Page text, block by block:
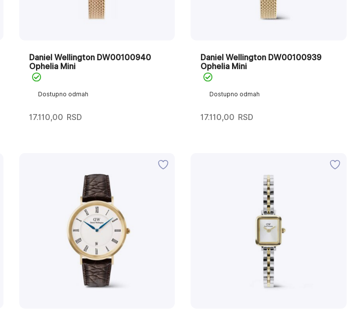
Dostupno odmah
Daniel Wellington DW00100940
Ophelia Mini
17.110,00 RSD
Dostupno odmah
Daniel Wellington DW00100939
Ophelia Mini
17.110,00 RSD